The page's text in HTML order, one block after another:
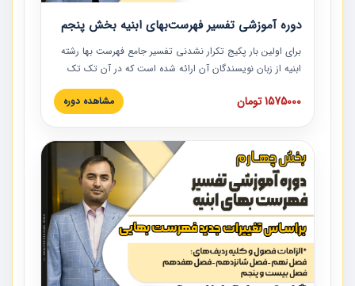
دوره آموزشی تفسیر فهرست‌بهای ابنیه بخش پنجم
برای اولین بار پکیج تکرار نشدنی تفسیر جامع فهرست بها رشته
ابنیه از زبان نویسندگان آن ارائه شده است که در آن تک تک
ردیف ها و مطالب فهرست بها تفسیر و ارائه شده است. این
دوره به صورت کامل تصویری بوده و به همراه تصاویر عملیات
دوره با کلام مهندس علیرضاحسین‌زاده مدیر پروژه مهندسی
مشاور در امر بازنگری فهرست بها رشته ابنیه ارائه شده و به تمام
همکارانی که در حوزه صنعت ساخت در حال فعالیت هستند حتما
توصیه می کنیم از مطالب این دوره استفاده نمایند.
1575000 تومان مشاهده دوره